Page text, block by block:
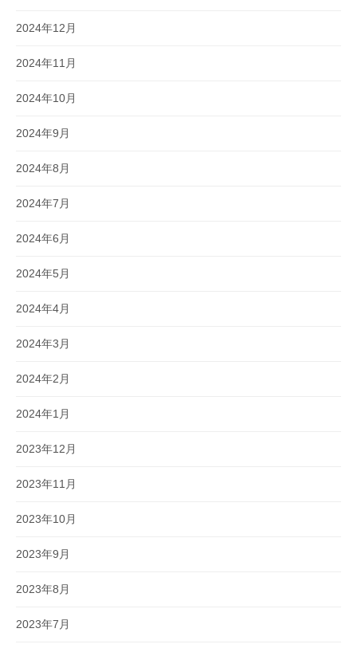
2024年12月
2024年11月
2024年10月
2024年9月
2024年8月
2024年7月
2024年6月
2024年5月
2024年4月
2024年3月
2024年2月
2024年1月
2023年12月
2023年11月
2023年10月
2023年9月
2023年8月
2023年7月